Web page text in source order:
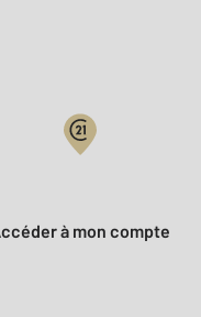
Accéder à mon compte